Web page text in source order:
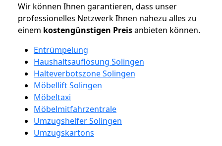
Wir können Ihnen garantieren, dass unser
professionelles Netzwerk Ihnen nahezu alles zu
einem kostengünstigen Preisanbieten können.
Entrümpelung
Haushaltsauflösung Solingen
Halteverbotszone Solingen
Möbellift Solingen
Möbeltaxi
Möbelmitfahrzentrale
Umzugshelfer Solingen
Umzugskartons